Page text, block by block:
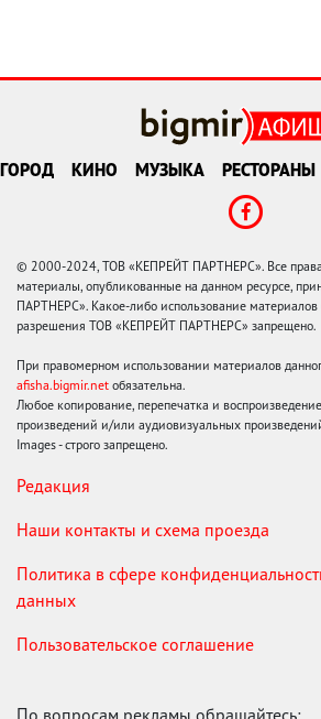
ГОРОД КИНО МУЗЫКА РЕСТОРАНЫ
© 2000-2024, ТОВ «КЕПРЕЙТ ПАРТНЕРС». Все
материалы, опубликованные на данном ресурсе,
ПАРТНЕРС». Какое-либо использование материалов
разрешения ТОВ «КЕПРЕЙТ ПАРТНЕРС» запрещено.
При правомерном использовании материалов
afisha.bigmir.net обязательна.
Любое копирование, перепечатка и
произведений и/или аудиовизуальных
Images - строго запрещено.
Редакция
Наши контакты и схема проезда
Политика в сфере
данных
Пользовательское соглашение
По вопросам рекламы обращайтесь: